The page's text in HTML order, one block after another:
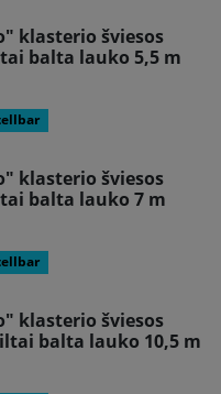
klasterio šviesos
balta lauko 5,5 m
klasterio šviesos
balta lauko 7 m
klasterio šviesos
balta lauko 10,5 m